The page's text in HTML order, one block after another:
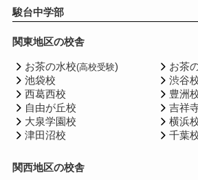
駿台中学部
関東地区の校舎
お茶の水校(高校受験)
池袋校
西葛西校
自由が丘校
大泉学園校
津田沼校
お茶
渋谷
豊洲
吉祥
横浜
千葉
関西地区の校舎